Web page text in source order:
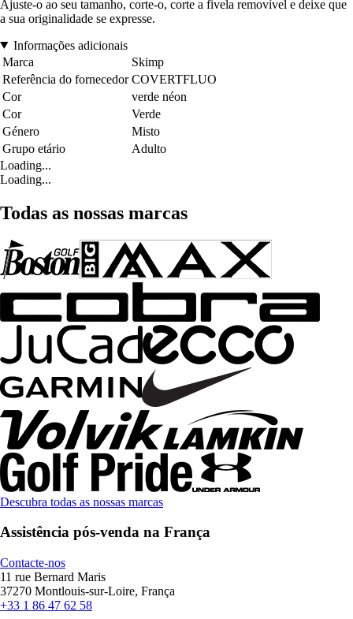
Ajuste-o ao seu tamanho, corte-o, corte a fivela removível e deixe que
a sua originalidade se expresse.
Informações adicionais
Marca
Skimp
Referência do fornecedor COVERTFLUO
Cor
verde néon
Cor
Verde
Género
Misto
Grupo etário
Adulto
Loading...
Loading...
Todas as nossas marcas
Descubra todas as nossas marcas
Assistência pós-venda na França
Contacte-nos
11 rue Bernard Maris
37270 Montlouis-sur-Loire, França
+33 1 86 47 62 58